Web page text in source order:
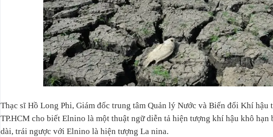
Thạc sĩ Hồ Long Phi, Giám đốc trung tâm Quản lý Nước và Biến đổi Khí hậu
TP.HCM cho biết Elnino là một thuật ngữ diễn tả hiện tượng khí hậu khô hạn
dài, trái ngược với Elnino là hiện tượng La nina.